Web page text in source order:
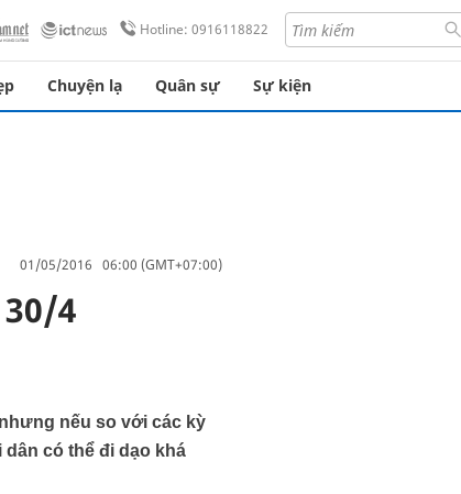
Hotline: 0916118822
Chuyện lạ Quân sự Sự kiện
01/05/2016 06:00 (GMT+07:00)
4
nếu so với các kỳ
có thể đi dạo khá